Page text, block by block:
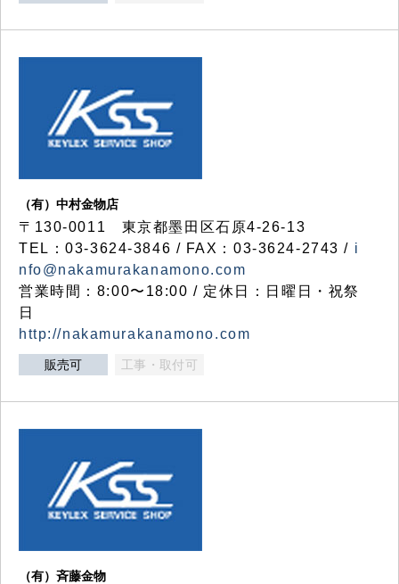
（有）中村金物店
〒130-0011 東京都墨田区石原4-26-13
TEL：03-3624-3846 / FAX：03-3624-2743 / i
nfo@nakamurakanamono.com
営業時間：8:00〜18:00 / 定休日：日曜日・祝祭
日
http://nakamurakanamono.com
販売可 工事・取付可
（有）斉藤金物